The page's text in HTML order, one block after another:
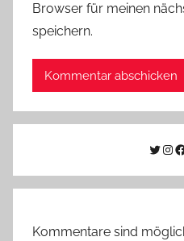
Browser für meinen
speichern.
Kommentare sind